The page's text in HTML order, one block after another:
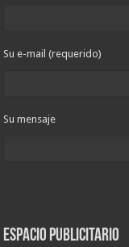
Su e-mail (requerido)
Su mensaje
ESPACIO PUBLICITARIO